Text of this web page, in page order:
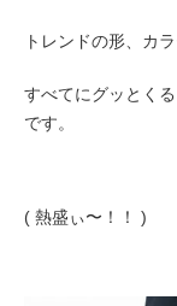
トレンドの形、カ
すべてにグッとく
です。
( 熱盛ぃ〜！！ )